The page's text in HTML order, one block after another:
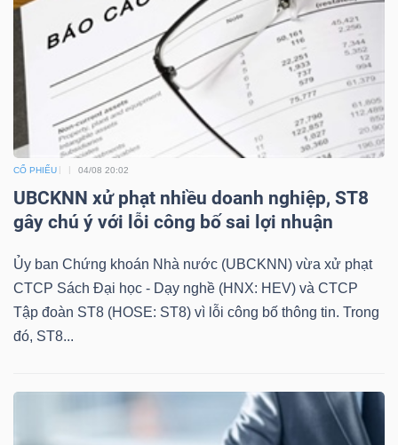
CỔ PHIẾU 04/08 20:02
UBCKNN xử phạt nhiều doanh nghiệp, ST8
gây chú ý với lỗi công bố sai lợi nhuận
Ủy ban Chứng khoán Nhà nước (UBCKNN) vừa xử phạt
CTCP Sách Đại học - Dạy nghề (HNX: HEV) và CTCP
Tập đoàn ST8 (HOSE: ST8) vì lỗi công bố thông tin. Trong
đó, ST8...